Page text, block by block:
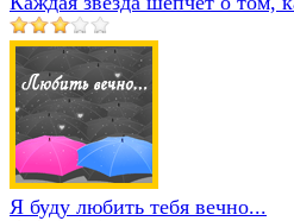
Я буду любить тебя вечно...